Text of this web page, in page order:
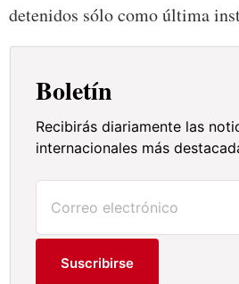
detenidos sólo como última
Boletín
Recibirás diariamente las
internacionales más
Suscribirse